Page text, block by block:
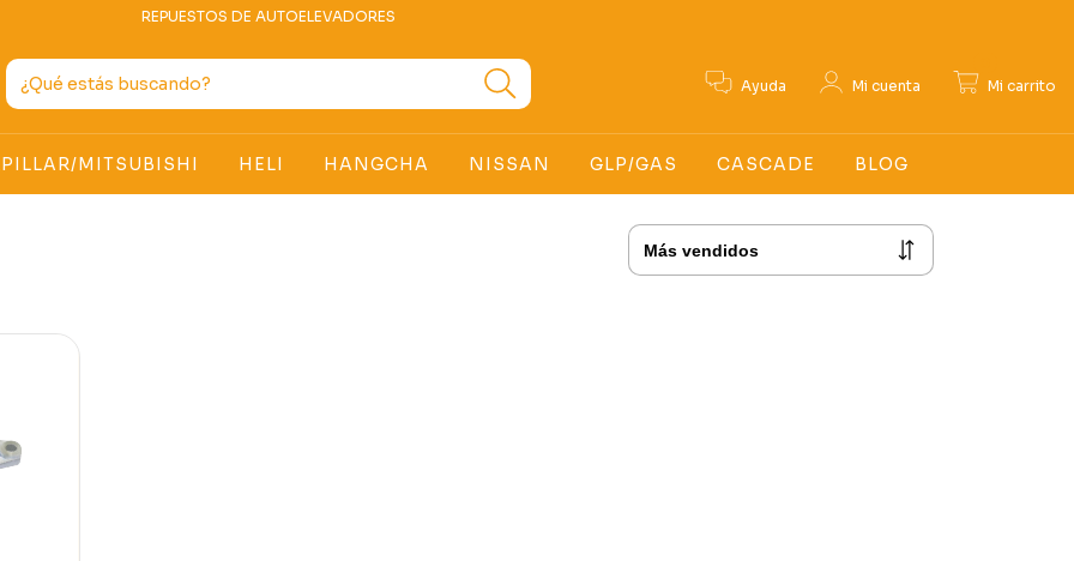
REPUESTOS DE AUTOELEVADORES
Ayuda Mi cuenta Mi carrito
MITSUBISHI HELI HANGCHA NISSAN GLP/GAS CASCADE BLOG